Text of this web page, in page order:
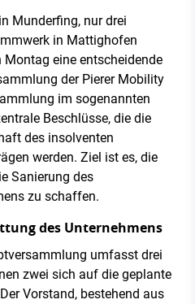
Munderfing, nur drei
in Mattighofen
eine entscheidende
der Pierer Mobility
im sogenannten
Beschlüsse, die die
des insolventen
werden. Ziel ist es, die
Sanierung des
zu schaffen.
des Unternehmens
umfasst drei
zwei sich auf die geplante
Vorstand, bestehend aus